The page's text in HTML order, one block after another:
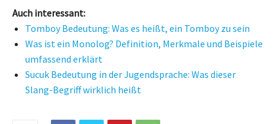
Auch interessant:
Tomboy Bedeutung: Was es heißt, ein Tomboy zu sein
Was ist ein Monolog? Definition, Merkmale und Beispiele
umfassend erklärt
Sucuk Bedeutung in der Jugendsprache: Was dieser
Slang-Begriff wirklich heißt